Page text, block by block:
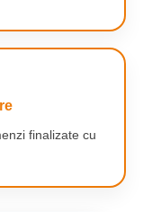
finalizate cu